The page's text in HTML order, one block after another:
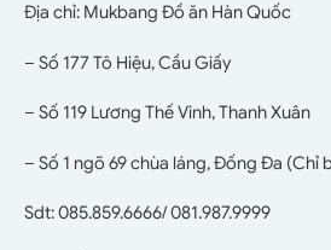
Địa chỉ: Mukbang Đồ ăn Hàn Quốc
– Số 177 Tô Hiệu, Cầu Giấy
– Số 119 Lương Thế Vinh, Thanh Xuân
– Số 1 ngõ 69 chùa láng, Đống Đa (Chỉ
Sdt: 085.859.6666/ 081.987.9999